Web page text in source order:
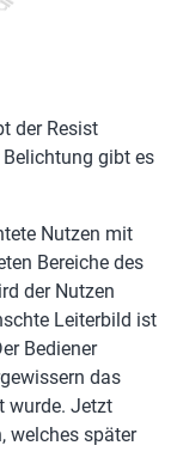
der Resist
gibt es
Nutzen mit
Bereiche des
der Nutzen
Leiterbild ist
Bediener
das
wurde. Jetzt
welches später